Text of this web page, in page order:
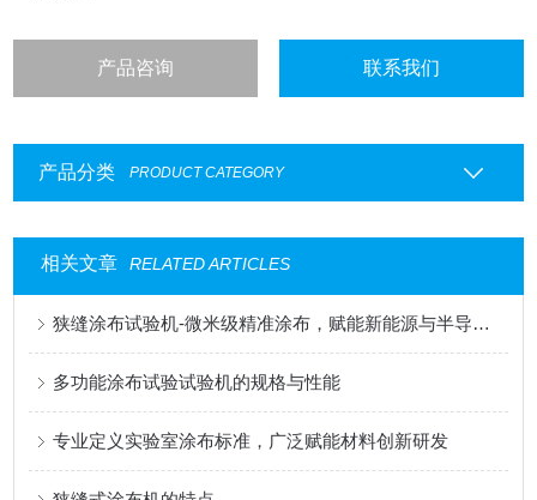
产品咨询 联系我们
产品分类 PRODUCT CATEGORY
相关文章 RELATED ARTICLES
狭缝涂布试验机-微米级精准涂布，赋能新能源与半导体科研创新
多功能涂布试验试验机的规格与性能
专业定义实验室涂布标准，广泛赋能材料创新研发